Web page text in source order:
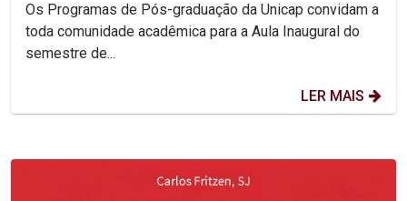
Os Programas de Pós-graduação da Unicap convidam a
toda comunidade acadêmica para a Aula Inaugural do
semestre de...
LER MAIS